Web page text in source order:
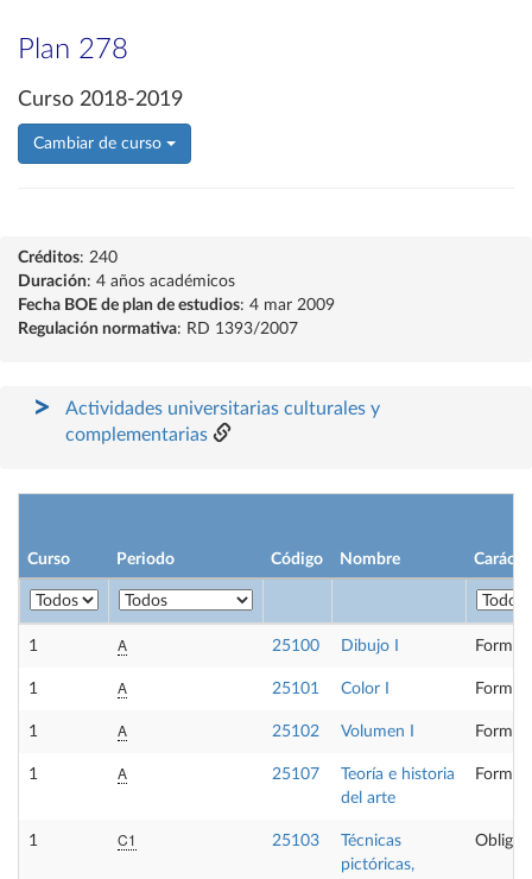
Plan 278
Curso 2018-2019
Cambiar de curso
Créditos: 240
Duración: 4 años académicos
Fecha BOE de plan de estudios: 4 mar 2009
Regulación normativa: RD 1393/2007
Actividades universitarias culturales y
complementarias
Curso Periodo Código Nombre
1 A 25100 Dibujo I
1 A 25101 Color I
1 A 25102 Volumen I
1 A 25107
Teoría e historia
del arte
1 C1 25103
Técnicas
pictóricas,